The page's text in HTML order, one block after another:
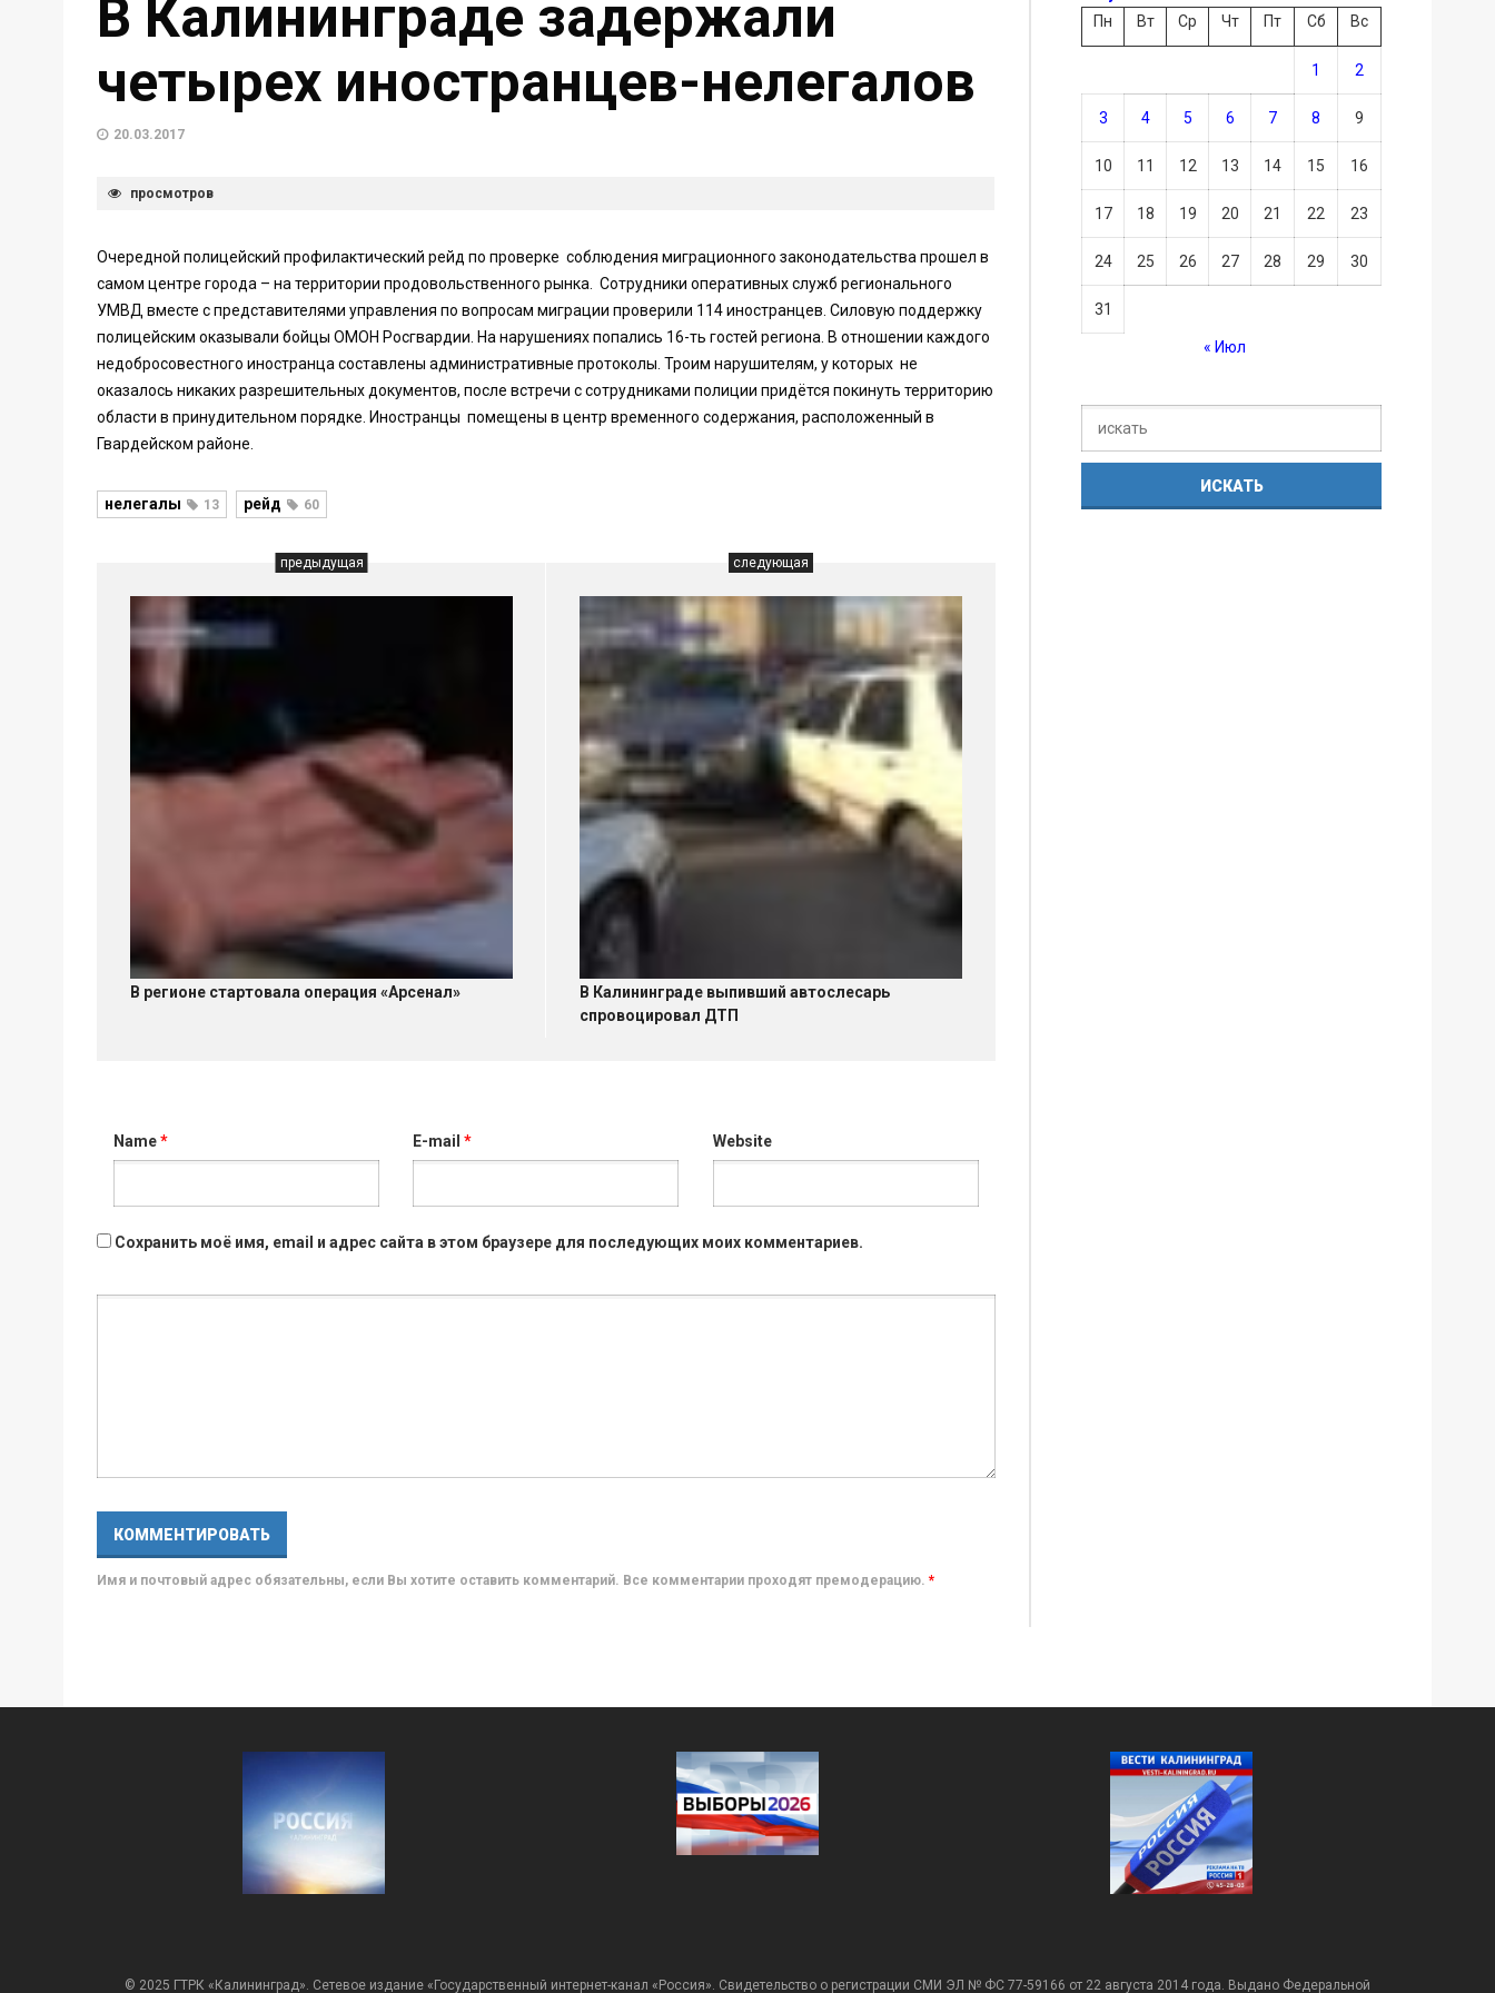
В Калининграде задержали
четырех иностранцев-нелегалов
20.03.2017
просмотров
Очередной полицейский профилактический рейд по проверке соблюдения миграционного законодательства прошел в
самом центре города – на территории продовольственного рынка. Сотрудники оперативных служб регионального
УМВД вместе с представителями управления по вопросам миграции проверили 114 иностранцев. Силовую поддержку
полицейским оказывали бойцы ОМОН Росгвардии. На нарушениях попались 16-ть гостей региона. В отношении каждого
недобросовестного иностранца составлены административные протоколы. Троим нарушителям, у которых не
оказалось никаких разрешительных документов, после встречи с сотрудниками полиции придётся покинуть территорию
области в принудительном порядке. Иностранцы помещены в центр временного содержания, расположенный в
Гвардейском районе.
нелегалы 13 рейд 60
предыдущая
В регионе стартовала операция «Арсенал»
следующая
В Калининграде выпивший автослесарь
спровоцировал ДТП
Name* E-mail* Website
Сохранить моё имя, email и адрес сайта в этом браузере для последующих моих комментариев.
Имя и почтовый адрес обязательны, если Вы хотите оставить комментарий. Все комментарии проходят премодерацию. *
Пн
Вт Ср Чт Пт Сб Вс
1 2
3 4 5 6 7 8 9
10 11 12 13 14 15 16
17 18 19 20 21 22 23
24 25 26 27 28 29 30
31
« Июл
© 2025 ГТРК «Калининград». Сетевое издание «Государственный интернет-канал «Россия». Свидетельство о регистрации СМИ ЭЛ № ФС 77-59166 от 22 августа 2014 года. Выдано Федеральной